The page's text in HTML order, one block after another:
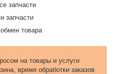
запчасти
запчасти
товара
на товары и услуги
время обработки заказов